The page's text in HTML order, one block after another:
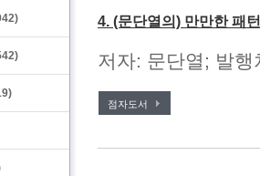
4. (문단열의) 만만한 패
저자: 문단열; 발
점자도서